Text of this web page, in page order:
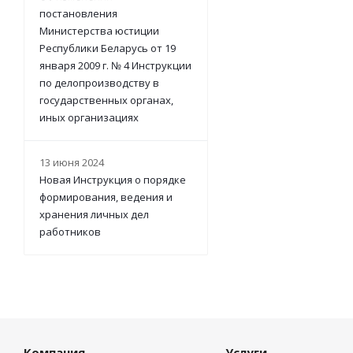
постановления
Министерства юстиции
Республики Беларусь от 19
января 2009 г. № 4 Инструкции
по делопроизводству в
государственных органах,
иных организациях
13 июня 2024
Новая Инструкция о порядке
формирования, ведения и
хранения личных дел
работников